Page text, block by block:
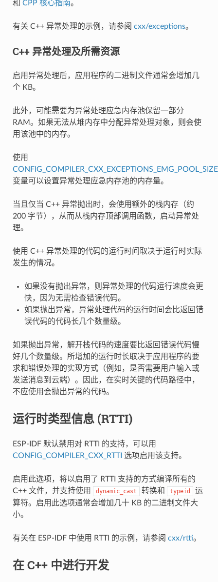
和 CPP 核心指南。
有关 C++ 异常处理的示例，请参阅 cxx/exceptions。
C++ 异常处理及所需资源
启用异常处理后，应用程序的二进制文件通常会增加几
个 KB。
此外，可能需要为异常处理应急内存池保留一部分
RAM。如果无法从堆内存中分配异常处理对象，则会使
用该池中的内存。
使用
CONFIG_COMPILER_CXX_EXCEPTIONS_EMG_POOL_SIZE
变量可以设置异常处理应急内存池的内存量。
当且仅当 C++ 异常抛出时，会使用额外的栈内存（约
200 字节），从而从栈内存顶部调用函数，启动异常处
理。
使用 C++ 异常处理的代码的运行时间取决于运行时实际
发生的情况。
如果没有抛出异常，则异常处理的代码运行速度会更
快，因为无需检查错误代码。
如果抛出异常，异常处理代码的运行时间会比返回错
误代码的代码长几个数量级。
如果抛出异常，解开栈代码的速度要比返回错误代码慢
好几个数量级。所增加的运行时长取决于应用程序的要
求和错误处理的实现方式（例如，是否需要用户输入或
发送消息到云端）。因此，在实时关键的代码路径中，
不应使用会抛出异常的代码。
运行时类型信息 (RTTI)
ESP-IDF 默认禁用对 RTTI 的支持，可以用
CONFIG_COMPILER_CXX_RTTI 选项启用该支持。
启用此选项，将以启用了 RTTI 支持的方式编译所有的
C++ 文件，并支持使用
dynamic_cast 转换和 typeid
运
算符。启用此选项通常会增加几十 KB 的二进制文件大
小。
有关在 ESP-IDF 中使用 RTTI 的示例，请参阅 cxx/rtti。
在 C++ 中进行开发